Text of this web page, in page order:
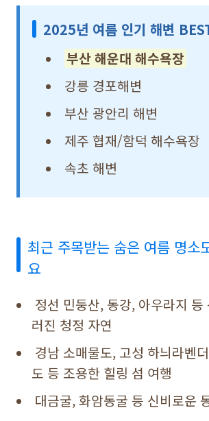
2025년 여름 인기 해변
부산 해운대 해수욕장
강릉 경포해변
부산 광안리 해변
제주 협재/함덕 해수욕장
속초 해변
최근 주목받는 숨은 여름 명소
요
정선 민둥산, 동강, 아우라지 등
러진 청정 자연
경남 소매물도, 고성 하늬라벤
도 등 조용한 힐링 섬 여행
대금굴, 화암동굴 등 신비로운